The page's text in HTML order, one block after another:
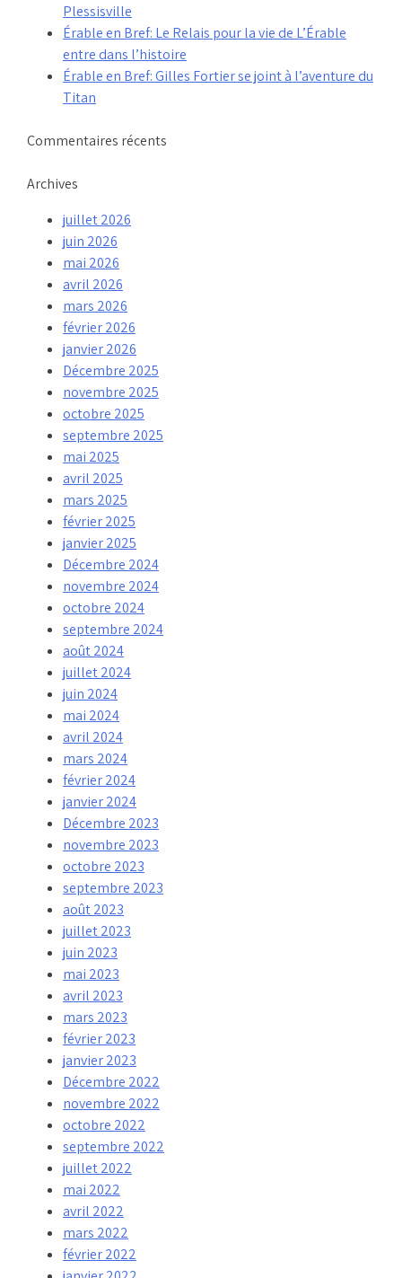
Plessisville
Érable en Bref: Le Relais pour la vie de L’Érable
entre dans l’histoire
Érable en Bref: Gilles Fortier se joint à l’aventure du
Titan
Commentaires récents
Archives
juillet 2026
juin 2026
mai 2026
avril 2026
mars 2026
février 2026
janvier 2026
Décembre 2025
novembre 2025
octobre 2025
septembre 2025
mai 2025
avril 2025
mars 2025
février 2025
janvier 2025
Décembre 2024
novembre 2024
octobre 2024
septembre 2024
août 2024
juillet 2024
juin 2024
mai 2024
avril 2024
mars 2024
février 2024
janvier 2024
Décembre 2023
novembre 2023
octobre 2023
septembre 2023
août 2023
juillet 2023
juin 2023
mai 2023
avril 2023
mars 2023
février 2023
janvier 2023
Décembre 2022
novembre 2022
octobre 2022
septembre 2022
juillet 2022
mai 2022
avril 2022
mars 2022
février 2022